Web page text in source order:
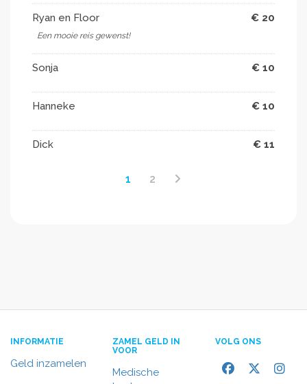
Ryan en Floor € 20
Een mooie reis gewenst!
Sonja € 10
Hanneke € 10
Dick € 11
1 2
INFORMATIE
Geld inzamelen
ZAMEL GELD IN
VOOR
Medische
VOLG ONS